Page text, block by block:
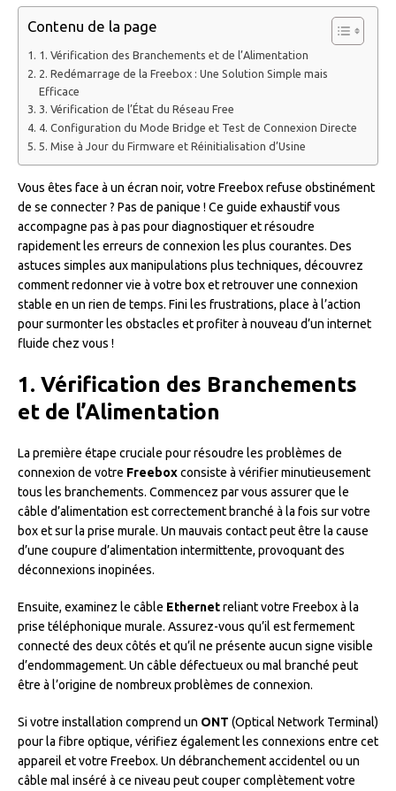
Contenu de la page
1. Vérification des Branchements et de l’Alimentation
2. Redémarrage de la Freebox : Une Solution Simple mais
Efficace
3. Vérification de l’État du Réseau Free
4. Configuration du Mode Bridge et Test de Connexion Directe
5. Mise à Jour du Firmware et Réinitialisation d’Usine
Vous êtes face à un écran noir, votre Freebox refuse obstinément
de se connecter ? Pas de panique ! Ce guide exhaustif vous
accompagne pas à pas pour diagnostiquer et résoudre
rapidement les erreurs de connexion les plus courantes. Des
astuces simples aux manipulations plus techniques, découvrez
comment redonner vie à votre box et retrouver une connexion
stable en un rien de temps. Fini les frustrations, place à l’action
pour surmonter les obstacles et profiter à nouveau d’un internet
fluide chez vous !
1. Vérification des Branchements
et de l’Alimentation
La première étape cruciale pour résoudre les problèmes de
connexion de votre Freeboxconsiste à vérifier minutieusement
tous les branchements. Commencez par vous assurer que le
câble d’alimentation est correctement branché à la fois sur votre
box et sur la prise murale. Un mauvais contact peut être la cause
d’une coupure d’alimentation intermittente, provoquant des
déconnexions inopinées.
Ensuite, examinez le câble Ethernetreliant votre Freebox à la
prise téléphonique murale. Assurez-vous qu’il est fermement
connecté des deux côtés et qu’il ne présente aucun signe visible
d’endommagement. Un câble défectueux ou mal branché peut
être à l’origine de nombreux problèmes de connexion.
Si votre installation comprend un ONT (Optical Network Terminal)
pour la fibre optique, vérifiez également les connexions entre cet
appareil et votre Freebox. Un débranchement accidentel ou un
câble mal inséré à ce niveau peut couper complètement votre